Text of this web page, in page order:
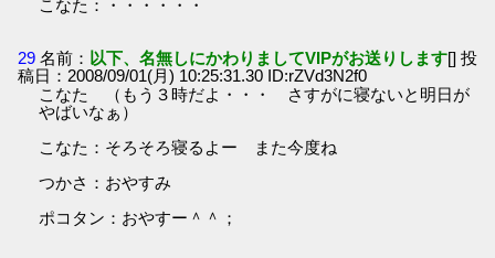
こなた：・・・・・・
29 名前： 以下、名無しにかわりましてVIPがお送りします[] 投
稿日：2008/09/01(月) 10:25:31.30 ID:rZVd3N2f0
こなた （もう３時だよ・・・ さすがに寝ないと明日が
やばいなぁ）
こなた：そろそろ寝るよー また今度ね
つかさ：おやすみ
ポコタン：おやすー＾＾；